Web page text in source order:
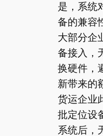
是，系统
备的兼容
大部分企
备接入，
换硬件，
新带来的
货运企业
批定位设
系统后，